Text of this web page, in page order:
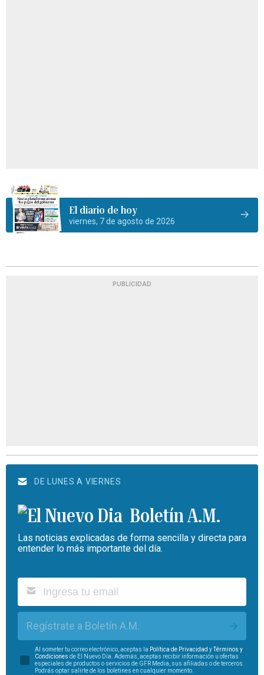
El diario de hoy
viernes, 7 de agosto de 2026
PUBLICIDAD
DE LUNES A VIERNES
Boletín A.M.
Las noticias explicadas de forma sencilla y directa para
entender lo más importante del día.
Regístrate a Boletín A.M.
Al someter tu correo electrónico, aceptas la Política de Privacidad yTérminos y
Condiciones de El Nuevo Día. Además, aceptas recibir información u ofertas
especiales de productos o servicios de GFR Media, sus afiliadas o de terceros.
Podrás optar salirte de los boletines en cualquier momento.